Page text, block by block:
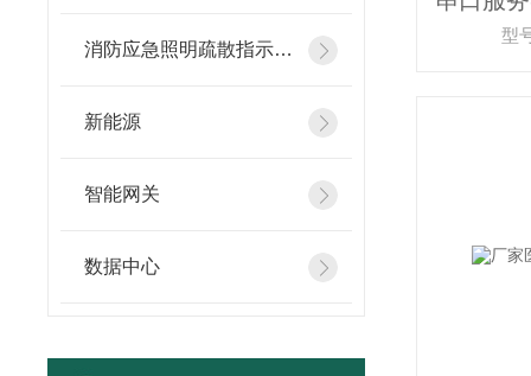
消防应急照明疏散指示系统
新能源
智能网关
数据中心
型